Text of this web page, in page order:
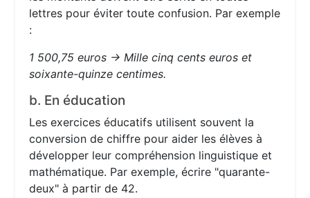
lettres pour éviter toute confusion. Par exemple
:
1 500,75 euros → Mille cinq cents euros et
soixante-quinze centimes.
b. En éducation
Les exercices éducatifs utilisent souvent la
conversion de chiffre pour aider les élèves à
développer leur compréhension linguistique et
mathématique. Par exemple, écrire "quarante-
deux" à partir de 42.